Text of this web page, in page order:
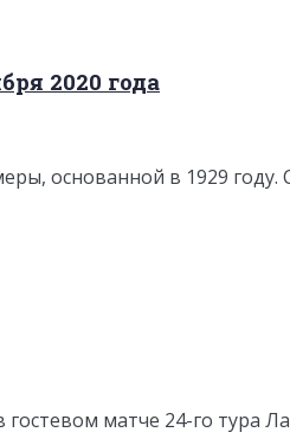
2020 года
основанной в 1929 году.
матче 24-го тура Ла